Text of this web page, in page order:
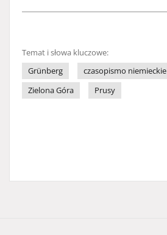
Temat i słowa kluczowe:
Grünberg
czasopismo niemieckie
Zielona Góra
Prusy